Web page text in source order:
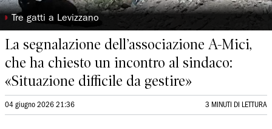
◗ Tre gatti a Levizzano
La segnalazione dell’associazione A-Mici,
che ha chiesto un incontro al sindaco:
«Situazione difficile da gestire»
04 giugno 2026 21:36 3 MINUTI DI LETTURA